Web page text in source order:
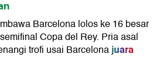
Barcelona lolos ke 16 besar
Copa del Rey. Pria asal
trofi usai Barcelonajuara